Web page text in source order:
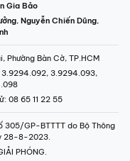
Gia Bảo
, Nguyễn Chiến Dũng,
Phường Bàn Cờ, TP.HCM
3.9294.093,
: 08 65 11 22 55
305/GP-BTTTT do Bộ Thông
28-8-2023.
PHÓNG.